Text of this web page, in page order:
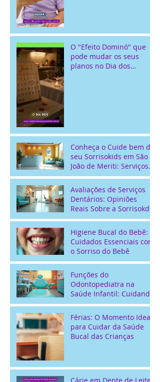
O "Efeito Dominó" que
pode mudar os seus
planos no Dia dos
Conheça o Cuide bem do
seu Sorrisokids em São
João de Meriti: Serviços
Odontológicos Locais
para Crianças
Avaliações de Serviços
Dentários: Opiniões
Reais Sobre a Sorrisokds
Higiene Bucal do Bebê:
Cuidados Essenciais com
o Sorriso do Bebê
Funções do
Odontopediatra na
Saúde Infantil: Cuidando
do Sorriso dos Pequenos
Férias: O Momento Ideal
para Cuidar da Saúde
Bucal das Crianças